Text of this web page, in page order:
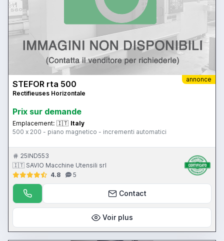
annonce
STEFOR rta 500
Rectifieuses Horizontale
Prix ​​sur demande
Emplacement: 🇮🇹 Italy
500 x 200 - piano magnetico - incrementi automatici
25IND553
🇮🇹 SAVIO Macchine Utensili srl
4.8
5
Contact
Voir plus